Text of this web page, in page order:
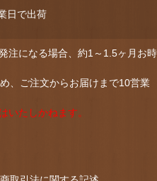
日で出荷
注になる場合、約1～1.5ヶ月お時
、ご注文からお届けまで10営業
いたしかねます。